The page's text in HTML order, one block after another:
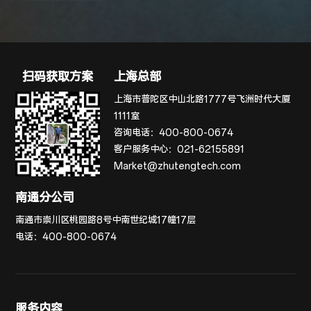
扫码获取方案 上海总部
上海市普陀区中山北路1777号飞洲时代大厦
1111室
咨询电话：400-800-0674
客户服务中心：021-62155891
Market@zhutengtech.com
南通分公司
南通市崇川区桃园路8号中南世纪城17幢17层
电话：400-800-0674